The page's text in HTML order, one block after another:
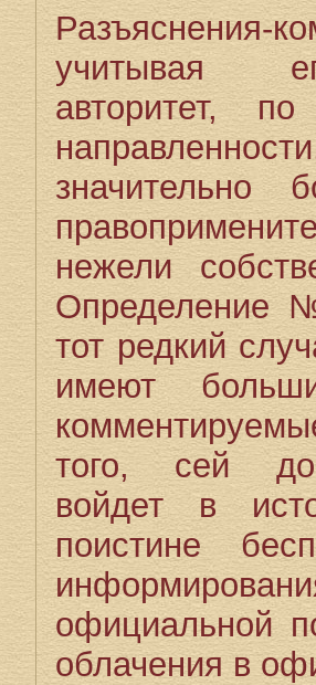
учитывая
авторитет,
значительно
нежели
Определение
тот редкий
имеют
того, сей
войдет в
поистине
официальной
облачения в